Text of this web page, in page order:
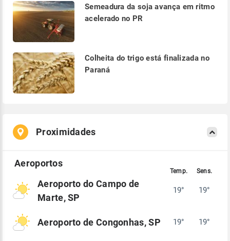
Semeadura da soja avança em ritmo
acelerado no PR
Colheita do trigo está finalizada no
Paraná
Proximidades
Aeroporto do Campo de
Marte, SP
19° 19°
Aeroporto de Congonhas, SP 19° 19°